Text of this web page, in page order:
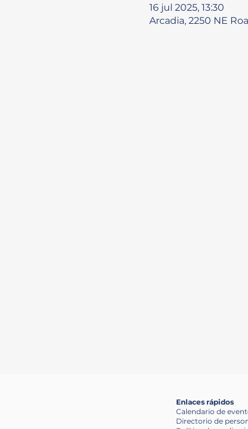
16 jul 2025, 13:30
Arcadia, 2250 NE
Enlaces rápidos
Calendario de
Directorio de